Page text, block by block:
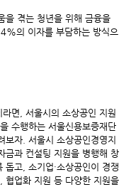
을 겪는 청년을 위해 금융을
의 이자를 부담하는 방식으
면, 서울시의 소상공인 지원
수행하는 서울신용보증재단
자. 서울시 소상공인경영지
금과 컨설팅 지원을 병행해 창
고, 소기업·소상공인이 경쟁
협업화 지원 등 다양한 지원을